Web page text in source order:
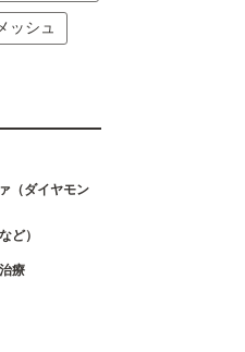
ッシュ
（ダイヤモン
ど）
療